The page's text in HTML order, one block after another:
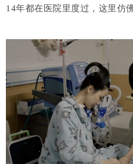
14年都在医院里度过，这里仿